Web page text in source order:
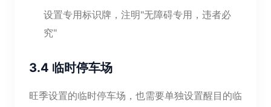
设置专用标识牌，注明"无障碍专用，违者必
究"
3.4 临时停车场
旺季设置的临时停车场，也需要单独设置醒目的临